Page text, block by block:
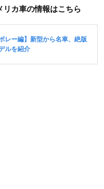
リカ車の情報はこちら